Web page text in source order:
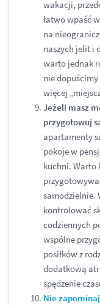
wakacji,
łatwo wpaść
na
naszych jelit i
warto jednak
nie
więcej
Jeżeli masz
przygotowuj
apartamenty
pokoje w
kuchni. Warto
samodzielnie.
kontrolować
codziennych
wspólne
posiłków z
dodatkową
spędzenie
Nie